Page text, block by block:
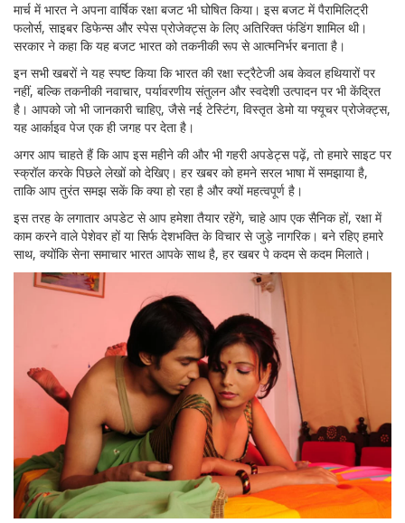
मार्च में भारत ने अपना वार्षिक रक्षा बजट भी घोषित किया। इस बजट में पैरामिलिट्री
फलोर्स, साइबर डिफेन्स और स्पेस प्रोजेक्ट्स के लिए अतिरिक्त फंडिंग शामिल थी।
सरकार ने कहा कि यह बजट भारत को तकनीकी रूप से आत्मनिर्भर बनाता है।
इन सभी खबरों ने यह स्पष्ट किया कि भारत की रक्षा स्ट्रैटेजी अब केवल हथियारों पर
नहीं, बल्कि तकनीकी नवाचार, पर्यावरणीय संतुलन और स्वदेशी उत्पादन पर भी केंद्रित
है। आपको जो भी जानकारी चाहिए, जैसे नई टेस्टिंग, विस्तृत डेमो या फ्यूचर प्रोजेक्ट्स,
यह आर्काइव पेज एक ही जगह पर देता है।
अगर आप चाहते हैं कि आप इस महीने की और भी गहरी अपडेट्स पढ़ें, तो हमारे साइट पर
स्क्रॉल करके पिछले लेखों को देखिए। हर खबर को हमने सरल भाषा में समझाया है,
ताकि आप तुरंत समझ सकें कि क्या हो रहा है और क्यों महत्वपूर्ण है।
इस तरह के लगातार अपडेट से आप हमेशा तैयार रहेंगे, चाहे आप एक सैनिक हों, रक्षा में
काम करने वाले पेशेवर हों या सिर्फ देशभक्ति के विचार से जुड़े नागरिक। बने रहिए हमारे
साथ, क्योंकि सेना समाचार भारत आपके साथ है, हर खबर पे कदम से कदम मिलाते।